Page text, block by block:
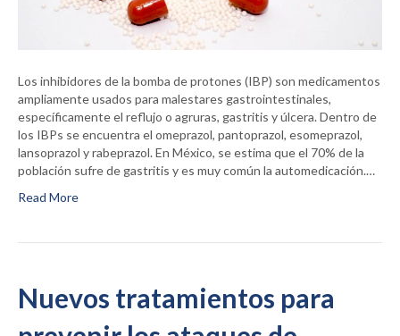
Los inhibidores de la bomba de protones (IBP) son medicamentos
ampliamente usados para malestares gastrointestinales,
específicamente el reflujo o agruras, gastritis y úlcera. Dentro de
los IBPs se encuentra el omeprazol, pantoprazol, esomeprazol,
lansoprazol y rabeprazol. En México, se estima que el 70% de la
población sufre de gastritis y es muy común la automedicación.…
Read More
Nuevos tratamientos para